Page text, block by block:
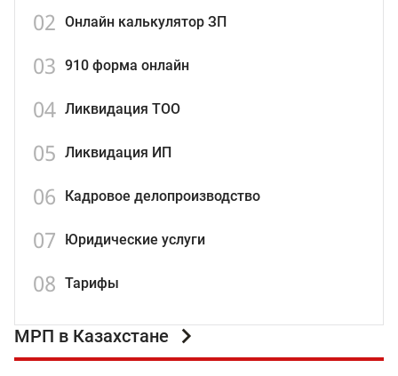
02 Онлайн калькулятор ЗП
03 910 форма онлайн
04 Ликвидация ТОО
05 Ликвидация ИП
06 Кадровое делопроизводство
07 Юридические услуги
08 Тарифы
МРП в Казахстане